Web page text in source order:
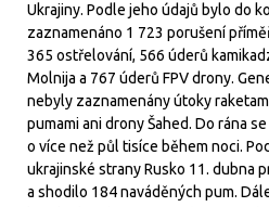
Ukrajiny. Podle jeho údajů bylo do
zaznamenáno 1 723 porušení
365 ostřelování, 566 úderů
Molnija a 767 úderů FPV drony.
nebyly zaznamenány útoky
pumami ani drony Šahed. Do rána
o více než půl tisíce během noci.
ukrajinské strany Rusko 11. dubna
a shodilo 184 naváděných pum.